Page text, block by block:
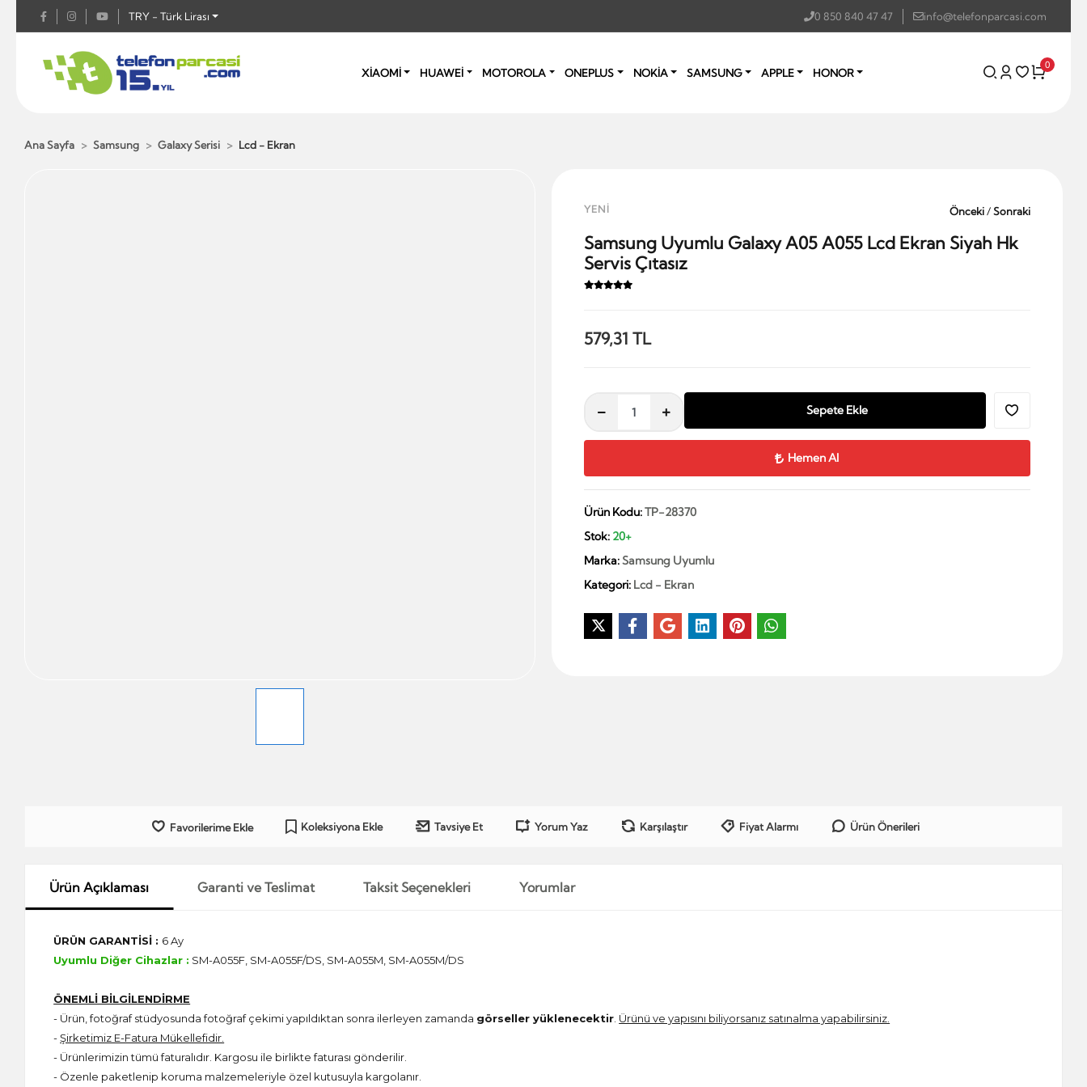
TRY - Türk Lirası 0 850 840 47 47 info@telefonparcasi.com
XİAOMİ HUAWEİ MOTOROLA ONEPLUS NOKİA SAMSUNG APPLE HONOR
0
Ana Sayfa Samsung Galaxy Serisi Lcd - Ekran
YENİ Önceki/Sonraki
Samsung Uyumlu Galaxy A05 A055 Lcd Ekran Siyah Hk
Servis Çıtasız
579,31 TL
Sepete Ekle
Hemen Al
Ürün Kodu:TP-28370
Stok: 20+
Marka:Samsung Uyumlu
Kategori: Lcd - Ekran
Favorilerime Ekle Koleksiyona Ekle Tavsiye Et Yorum Yaz Karşılaştır Fiyat Alarmı Ürün Önerileri
Ürün Açıklaması Garanti ve Teslimat Taksit Seçenekleri Yorumlar
ÜRÜN GARANTİSİ : 6 Ay
Uyumlu Diğer Cihazlar : SM-A055F, SM-A055F/DS, SM-A055M, SM-A055M/DS
ÖNEMLİ BİLGİLENDİRME
- Ürün, fotoğraf stüdyosunda fotoğraf çekimi yapıldıktan sonra ilerleyen zamanda görseller yüklenecektir. Ürünü ve yapısını biliyorsanız satınalma yapabilirsiniz.
-Şirketimiz E-Fatura Mükellefidir.
- Ürünlerimizin tümü faturalıdır. Kargosu ile birlikte faturası gönderilir.
- Özenle paketlenip koruma malzemeleriyle özel kutusuyla kargolanır.